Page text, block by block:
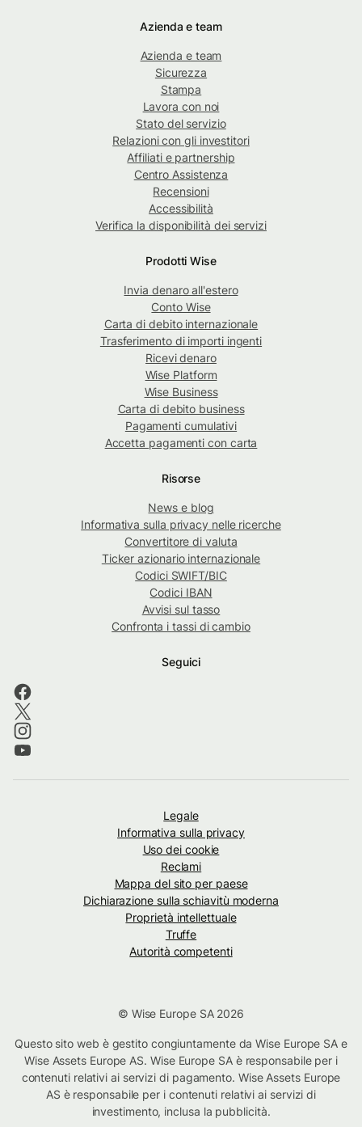
Azienda e team
Azienda e team
Sicurezza
Stampa
Lavora con noi
Stato del servizio
Relazioni con gli investitori
Affiliati e partnership
Centro Assistenza
Recensioni
Accessibilità
Verifica la disponibilità dei servizi
Prodotti Wise
Invia denaro all'estero
Conto Wise
Carta di debito internazionale
Trasferimento di importi ingenti
Ricevi denaro
Wise Platform
Wise Business
Carta di debito business
Pagamenti cumulativi
Accetta pagamenti con carta
Risorse
News e blog
Informativa sulla privacy nelle ricerche
Convertitore di valuta
Ticker azionario internazionale
Codici SWIFT/BIC
Codici IBAN
Avvisi sul tasso
Confronta i tassi di cambio
Seguici
Legale
Informativa sulla privacy
Uso dei cookie
Reclami
Mappa del sito per paese
Dichiarazione sulla schiavitù moderna
Proprietà intellettuale
Truffe
Autorità competenti
© Wise Europe SA 2026
Questo sito web è gestito congiuntamente da Wise Europe SA e
Wise Assets Europe AS. Wise Europe SA è responsabile per i
contenuti relativi ai servizi di pagamento. Wise Assets Europe
AS è responsabile per i contenuti relativi ai servizi di
investimento, inclusa la pubblicità.